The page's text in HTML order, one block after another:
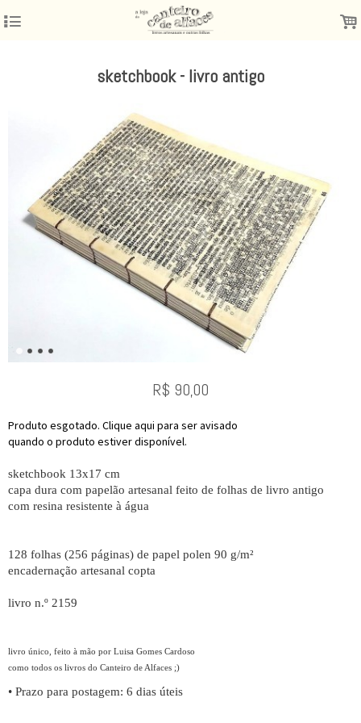
4 .
sketchbook - livro antigo
R$ 90,00
Produto esgotado. Clique aqui para ser avisado
quando o produto estiver disponível.
sketchbook 13x17 cm
capa dura com papelão artesanal feito de folhas de livro antigo
com resina resistente à água
128 folhas (256 páginas) de papel polen 90 g/m²
encadernação artesanal copta
livro n.º 2159
livro único, feito à mão por Luisa Gomes Cardoso
como todos os livros do Canteiro de Alfaces ;)
• Prazo para postagem: 6 dias úteis